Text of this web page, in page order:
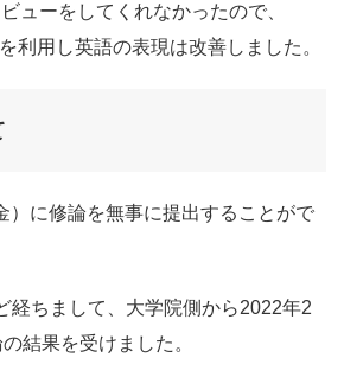
ューをしてくれなかったので、
利用し英語の表現は改善しました。
）に修論を無事に提出することがで
経ちまして、大学院側から2022年2
結果を受けました。